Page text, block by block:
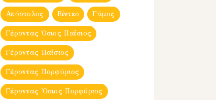
Απόστολος Βίντεο Γάμος
Γέροντας Όσιος Παΐσιος
Γέροντας Παΐσιος
Γέροντας Πορφύριος
Γέροντας Ὀσιος Πορφύριος